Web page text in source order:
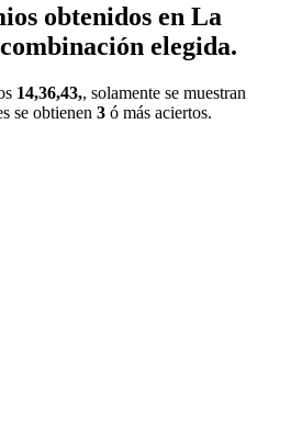
obtenidos en La
elegida.
14,36,43,, solamente se muestran
se obtienen 3 ó más aciertos.